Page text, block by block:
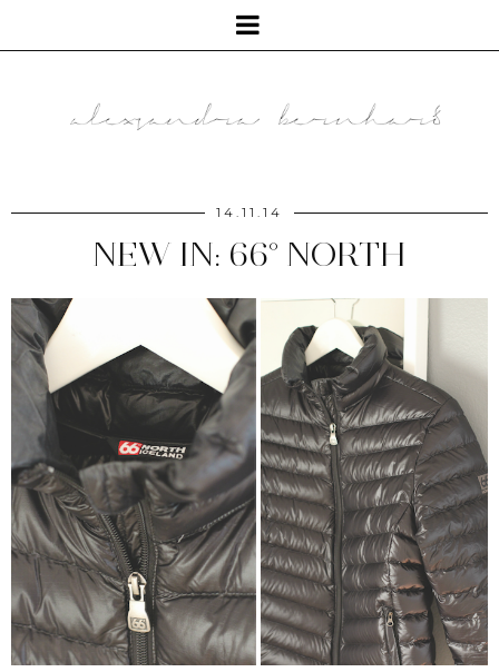
14.11.14
NEW IN: 66° NORTH